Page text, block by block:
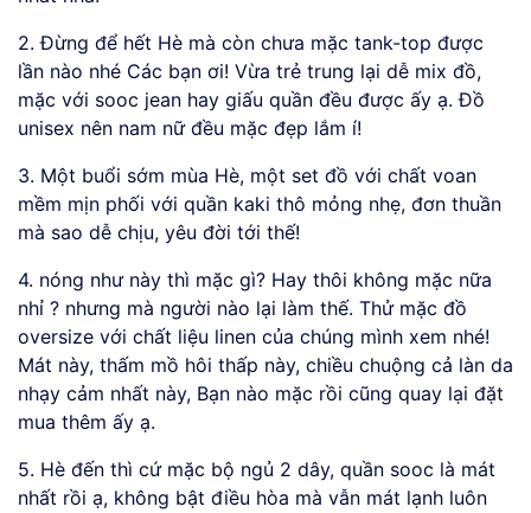
2. Đừng để hết Hè mà còn chưa mặc tank-top được
lần nào nhé Các bạn ơi! Vừa trẻ trung lại dễ mix đồ,
mặc với sooc jean hay giấu quần đều được ấy ạ. Đồ
unisex nên nam nữ đều mặc đẹp lắm í!
3. Một buổi sớm mùa Hè, một set đồ với chất voan
mềm mịn phối với quần kaki thô mỏng nhẹ, đơn thuần
mà sao dễ chịu, yêu đời tới thế!
4. nóng như này thì mặc gì? Hay thôi không mặc nữa
nhỉ ? nhưng mà người nào lại làm thế. Thử mặc đồ
oversize với chất liệu linen của chúng mình xem nhé!
Mát này, thấm mồ hôi thấp này, chiều chuộng cả làn da
nhạy cảm nhất này, Bạn nào mặc rồi cũng quay lại đặt
mua thêm ấy ạ.
5. Hè đến thì cứ mặc bộ ngủ 2 dây, quần sooc là mát
nhất rồi ạ, không bật điều hòa mà vẫn mát lạnh luôn